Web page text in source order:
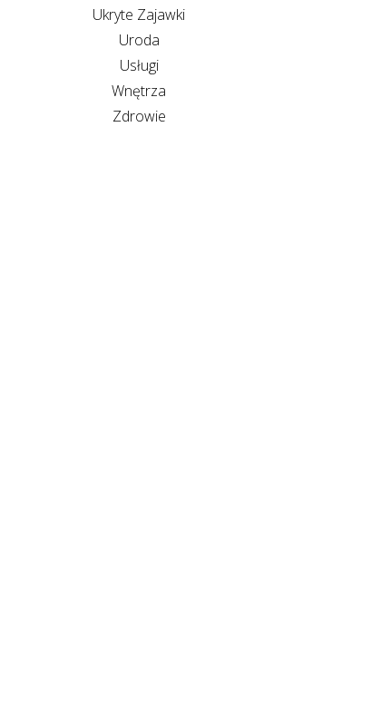
Ukryte Zajawki
Uroda
Usługi
Wnętrza
Zdrowie